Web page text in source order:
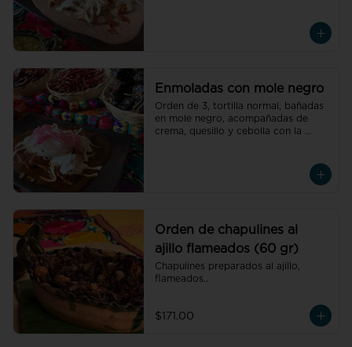
Enmoladas con mole negro
Orden de 3, tortilla normal, bañadas
en mole negro, acompañadas de
crema, quesillo y cebolla con la
Orden de chapulines al
ajillo flameados (60 gr)
Chapulines preparados al ajillo,
flameados..
$171.00